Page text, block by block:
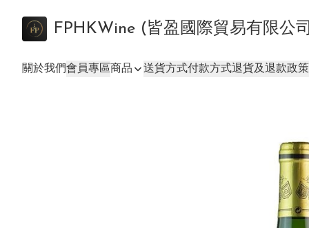
FPHKWine (皆盈國際貿易有限公
關於我們會員專區商品 送貨方式付款方式退貨及退款政策